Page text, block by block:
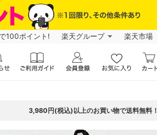
100ポイント! 楽天グループ 楽天市場
3,980円(税込)以上のお買い物で送料無料！